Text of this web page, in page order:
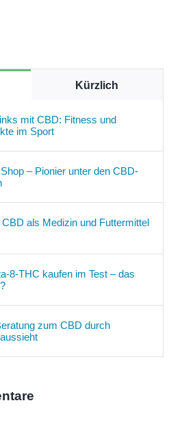
Kürzlich
mit CBD: Fitness und
im Sport
– Pionier unter den CBD-
als Medizin und Futtermittel
8-THC kaufen im Test – das
zum CBD durch